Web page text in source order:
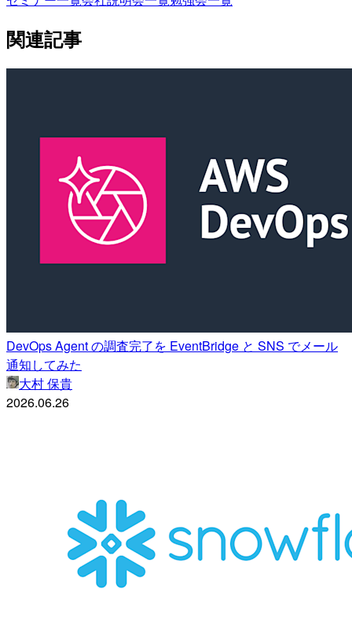
関連記事
DevOps Agent の調査完了を EventBridge と SNS でメール
通知してみた
大村 保貴
2026.06.26